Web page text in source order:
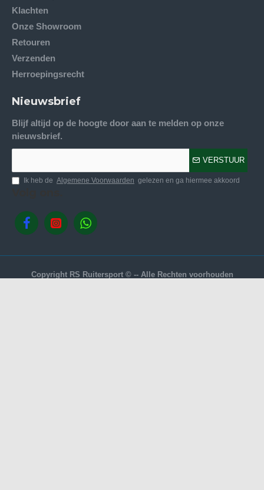
Klachten
Onze Showroom
Retouren
Verzenden
Herroepingsrecht
Nieuwsbrief
Blijf altijd op de hoogte door aan te melden op onze
nieuwsbrief.
VERSTUUR
Ik heb de Algemene Voorwaarden gelezen en ga hiermee akkoord
Copyright RS Ruitersport © -- Alle Rechten voorhouden